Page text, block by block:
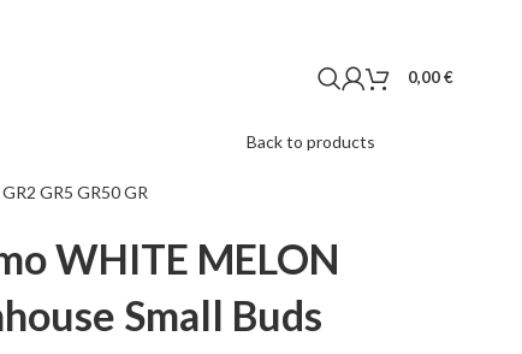
0,00€
Back to products
2 GR5 GR50 GR
WHITE MELON
Small Buds